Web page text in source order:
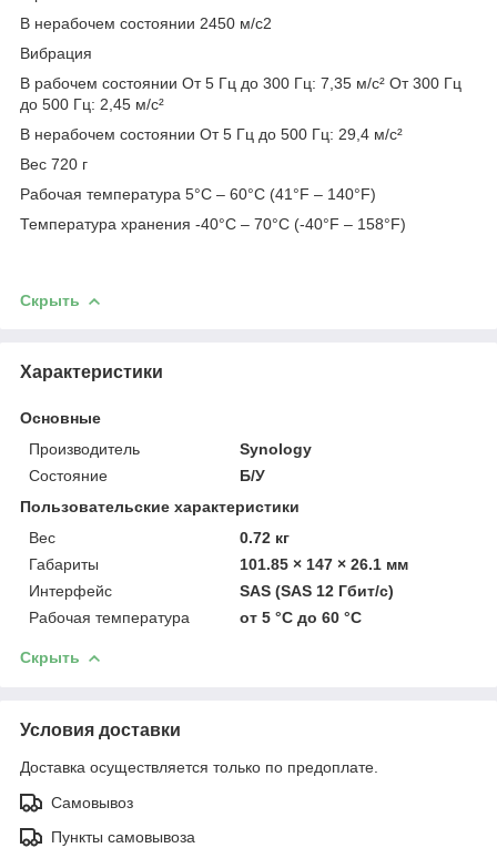
В нерабочем состоянии 2450 м/с2
Вибрация
В рабочем состоянии От 5 Гц до 300 Гц: 7,35 м/с² От 300 Гц
до 500 Гц: 2,45 м/с²
В нерабочем состоянии От 5 Гц до 500 Гц: 29,4 м/с²
Вес 720 г
Рабочая температура 5°C – 60°C (41°F – 140°F)
Температура хранения -40°C – 70°C (-40°F – 158°F)
Скрыть
Характеристики
Основные
Производитель
Synology
Состояние
Б/У
Пользовательские характеристики
Вес
0.72 кг
Габариты
101.85 × 147 × 26.1 мм
Интерфейс
SAS (SAS 12 Гбит/с)
Рабочая температура
от 5 °C до 60 °C
Скрыть
Условия доставки
Доставка осуществляется только по предоплате.
Самовывоз
Пункты самовывоза